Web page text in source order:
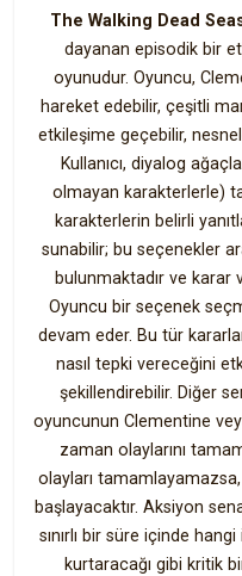
The Walking Dead
dayanan episodik bir
oyunudur. Oyuncu,
hareket edebilir, çeşitli
etkileşime geçebilir,
Kullanıcı, diyalog
olmayan karakterlerle)
karakterlerin belirli
sunabilir; bu seçenekler
bulunmaktadır ve karar
Oyuncu bir seçenek
devam eder. Bu tür
nasıl tepki vereceğini
şekillendirebilir. Diğer
oyuncunun Clementine
zaman olaylarını
olayları
başlayacaktır. Aksiyon
sınırlı bir süre içinde
kurtaracağı gibi kritik